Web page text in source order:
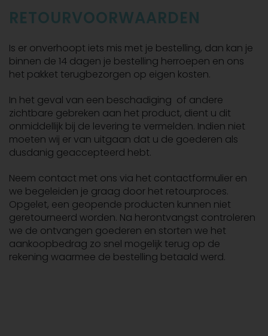
RETOURVOORWAARDEN
Is er onverhoopt iets mis met je bestelling, dan kan je
binnen de 14 dagen je bestelling herroepen en ons
het pakket terugbezorgen op eigen kosten.
In het geval van een beschadiging of andere
zichtbare gebreken aan het product, dient u dit
onmiddellijk bij de levering te vermelden. Indien niet
moeten wij er van uitgaan dat u de goederen als
dusdanig geaccepteerd hebt.
Neem contact met ons via het contactformulier en
we begeleiden je graag door het retourproces.
Opgelet, een geopende producten kunnen niet
geretourneerd worden. Na herontvangst controleren
we de ontvangen goederen en storten we het
aankoopbedrag zo snel mogelijk terug op de
rekening waarmee de bestelling betaald werd.